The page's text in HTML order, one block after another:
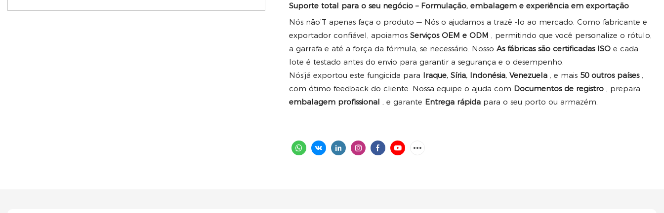
Suporte total para o seu negócio – Formulação, embalagem e experiência em exportação
Nós não’T apenas faça o produto — Nós o ajudamos a trazê -lo ao mercado. Como fabricante e
exportador confiável, apoiamos Serviços OEM e ODM
, permitindo que você personalize o rótulo,
a garrafa e até a força da fórmula, se necessário. Nosso As fábricas são certificadas ISO e cada
lote é testado antes do envio para garantir a segurança e o desempenho.
Nós’já exportou este fungicida para Iraque, Síria, Indonésia, Venezuela , e mais 50 outros países
com ótimo feedback do cliente. Nossa equipe o ajuda com Documentos de registro
, prepara
embalagem profissional
, e garante Entrega rápida para o seu porto ou armazém.